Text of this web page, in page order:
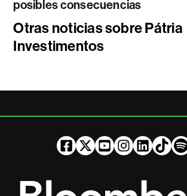
posibles consecuencias
Otras noticias sobre Pátria
Investimentos